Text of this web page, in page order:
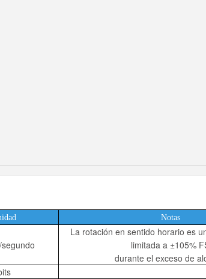
Notas
La rotación en sentido horario es
limitada a ±105%
durante el exceso de